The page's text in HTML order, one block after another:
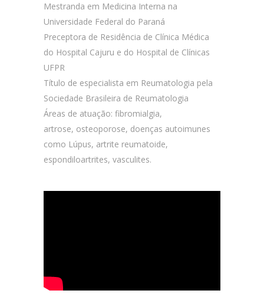
Mestranda em Medicina Interna na
Universidade Federal do Paraná
Preceptora de Residência de Clínica Médica
do Hospital Cajuru e do Hospital de Clínicas
UFPR
Título de especialista em Reumatologia pela
Sociedade Brasileira de Reumatologia
Áreas de atuação: fibromialgia,
artrose, osteoporose, doenças autoimunes
como Lúpus, artrite reumatoide,
espondiloartrites, vasculites.